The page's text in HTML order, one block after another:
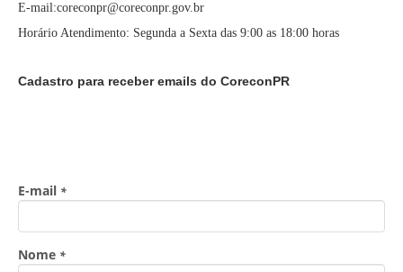
E-mail:coreconpr@coreconpr.gov.br
Horário Atendimento: Segunda a Sexta das 9:00 as 18:00 horas
Cadastro para receber emails do CoreconPR